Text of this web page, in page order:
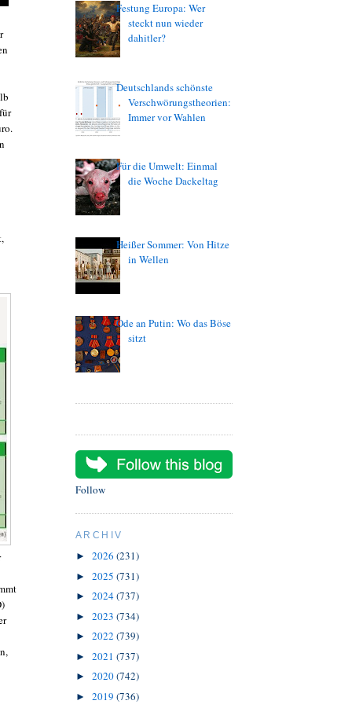
Festung Europa: Wer
steckt nun wieder
dahitler?
Deutschlands schönste
Verschwörungstheorien:
Immer vor Wahlen
Für die Umwelt: Einmal
die Woche Dackeltag
Heißer Sommer: Von Hitze
in Wellen
Ode an Putin: Wo das Böse
sitzt
Follow
ARCHIV
► 2026 (231)
► 2025 (731)
► 2024(737)
► 2023 (734)
► 2022 (739)
► 2021 (737)
► 2020(742)
► 2019 (736)